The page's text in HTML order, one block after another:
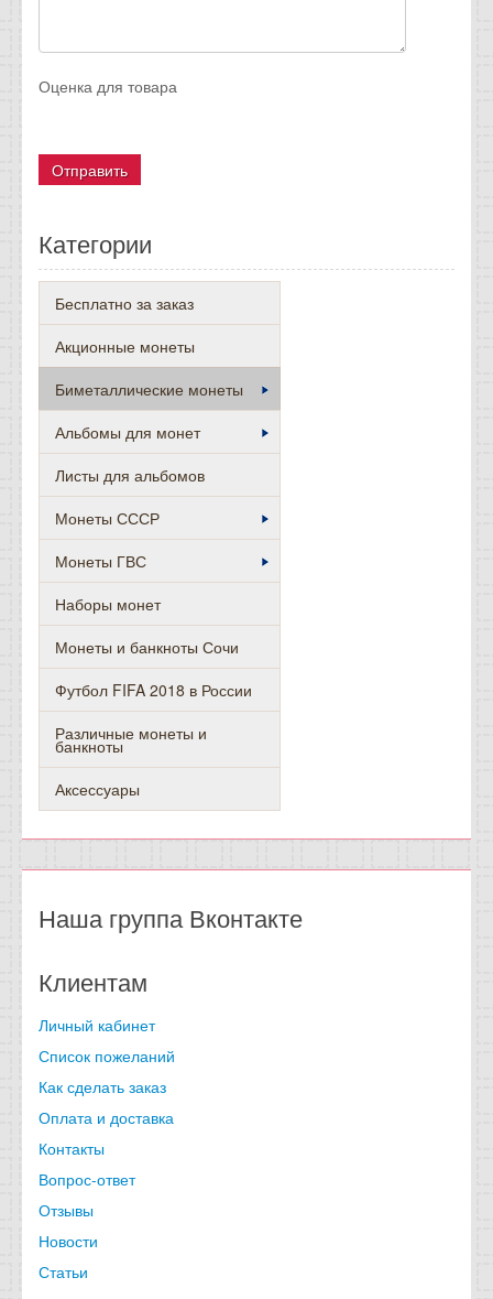
Оценка для товара
Категории
Бесплатно за заказ
Акционные монеты
Биметаллические монеты
Альбомы для монет
Листы для альбомов
Монеты СССР
Монеты ГВС
Наборы монет
Монеты и банкноты Сочи
Футбол FIFA 2018 в России
Различные монеты и
банкноты
Аксессуары
Наша группа Вконтакте
Клиентам
Личный кабинет
Список пожеланий
Как сделать заказ
Оплата и доставка
Контакты
Вопрос-ответ
Отзывы
Новости
Статьи